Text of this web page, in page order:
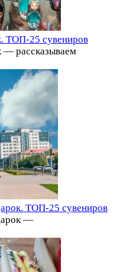
ТОП-25 сувениров
— рассказываем
ТОП-25 сувениров
—